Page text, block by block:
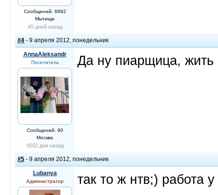
Сообщений: 6692
Мытищи
45 дней назад
#4 - 9 апреля 2012, понедельник
AnnaAleksandr
Посетитель
Сообщений: 90
Москва
3502 дня назад
Да ну пиарщица, жить
#5 - 9 апреля 2012, понедельник
Lubanya
Администратор
так то ж нтв;) работа